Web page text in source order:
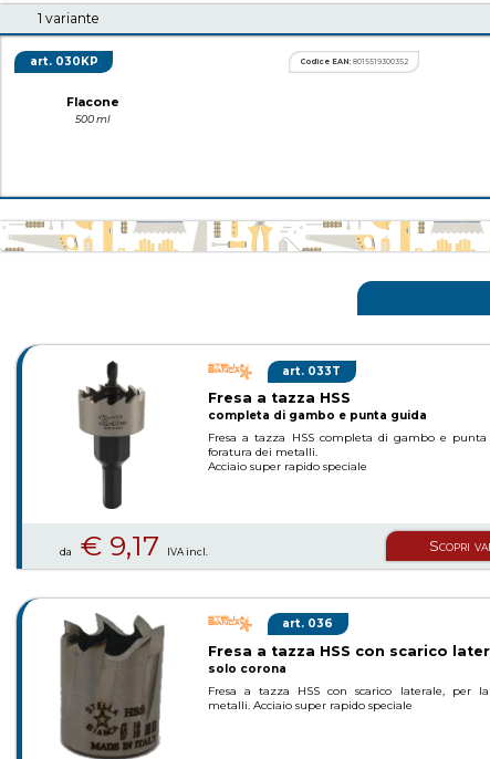
1 variante
030KP 8015519300352
Flacone
500 ml
033T
Fresa a tazza HSS
completa di gambo e punta guida
Fresa a tazza HSS completa di gambo e
foratura dei metalli.
Acciaio super rapido speciale
da € 9,17 IVA incl. Scopri
036
Fresa a tazza HSS con scarico
solo corona
Fresa a tazza HSS con scarico laterale, per
metalli. Acciaio super rapido speciale